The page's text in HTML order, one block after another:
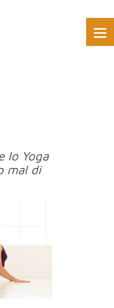
lo Yoga
mal di